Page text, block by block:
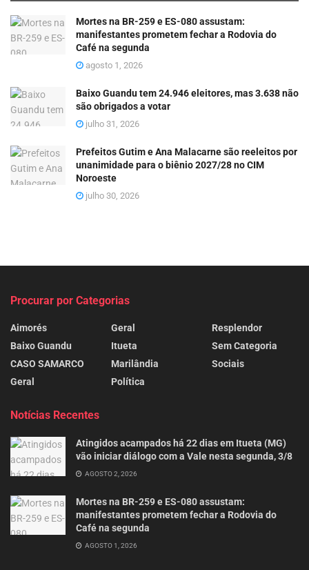
Mortes na BR-259 e ES-080 assustam:
manifestantes prometem fechar a Rodovia do
Café na segunda
agosto 1, 2026
Baixo Guandu tem 24.946 eleitores, mas 3.638 não
são obrigados a votar
julho 31, 2026
Prefeitos Gutim e Ana Malacarne são reeleitos por
unanimidade para o biênio 2027/28 no CIM
Noroeste
julho 30, 2026
Procurar por Categorias
Aimorés
Baixo Guandu
CASO SAMARCO
Geral
Geral
Itueta
Marilândia
Política
Resplendor
Sem Categoria
Sociais
Notícias Recentes
Atingidos acampados há 22 dias em Itueta (MG)
vão iniciar diálogo com a Vale nesta segunda, 3/8
AGOSTO 2, 2026
Mortes na BR-259 e ES-080 assustam:
manifestantes prometem fechar a Rodovia do
Café na segunda
AGOSTO 1, 2026